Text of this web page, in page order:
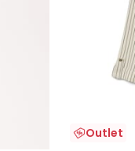
Outlet